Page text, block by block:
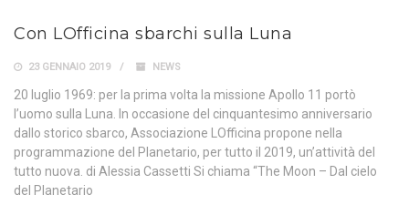
Con LOfficina sbarchi sulla Luna
23 GENNAIO 2019 NEWS
20 luglio 1969: per la prima volta la missione Apollo 11 portò
l’uomo sulla Luna. In occasione del cinquantesimo anniversario
dallo storico sbarco, Associazione LOfficina propone nella
programmazione del Planetario, per tutto il 2019, un’attività del
tutto nuova. di Alessia Cassetti Si chiama “The Moon – Dal cielo
del Planetario